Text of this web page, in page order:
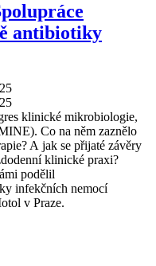
antibiotiky
klinické mikrobiologie,
Co na něm zaznělo
A jak se přijaté závěry
klinické praxi?
podělil
infekčních nemocí
v Praze.